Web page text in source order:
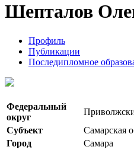
Шепталов
Профиль
Публикации
Последипломное
Федеральный
округ
Субъект
Самарская
Город
Самара